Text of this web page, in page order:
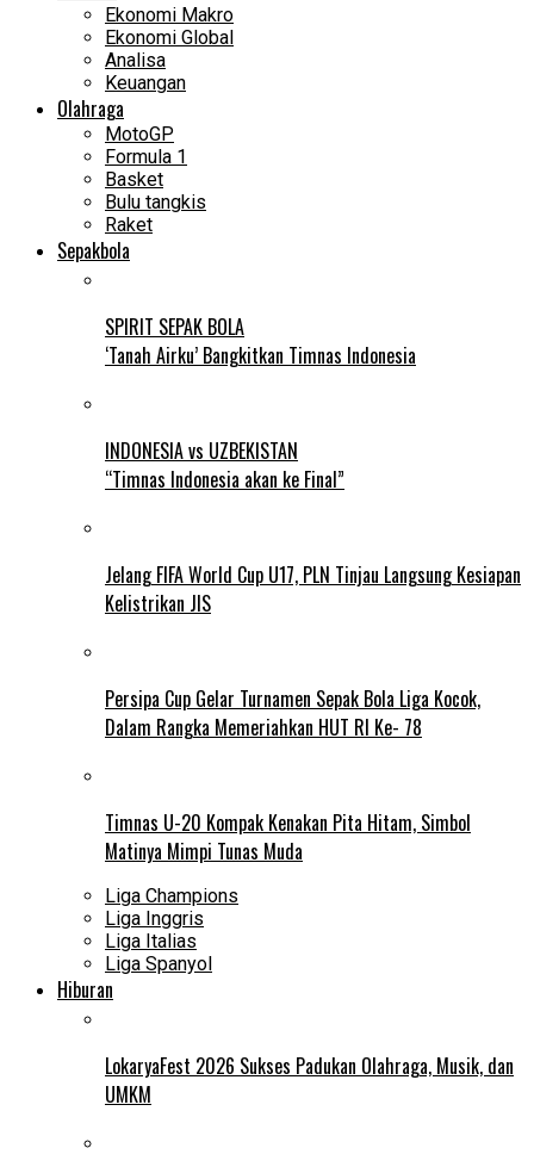
Ekonomi Makro
Ekonomi Global
Analisa
Keuangan
Olahraga
MotoGP
Formula 1
Basket
Bulu tangkis
Raket
Sepakbola
SPIRIT SEPAK BOLA
‘Tanah Airku’ Bangkitkan Timnas Indonesia
INDONESIA vs UZBEKISTAN
“Timnas Indonesia akan ke Final”
Jelang FIFA World Cup U17, PLN Tinjau Langsung Kesiapan
Kelistrikan JIS
Persipa Cup Gelar Turnamen Sepak Bola Liga Kocok,
Dalam Rangka Memeriahkan HUT RI Ke- 78
Timnas U-20 Kompak Kenakan Pita Hitam, Simbol
Matinya Mimpi Tunas Muda
Liga Champions
Liga Inggris
Liga Italias
Liga Spanyol
Hiburan
LokaryaFest 2026 Sukses Padukan Olahraga, Musik, dan
UMKM